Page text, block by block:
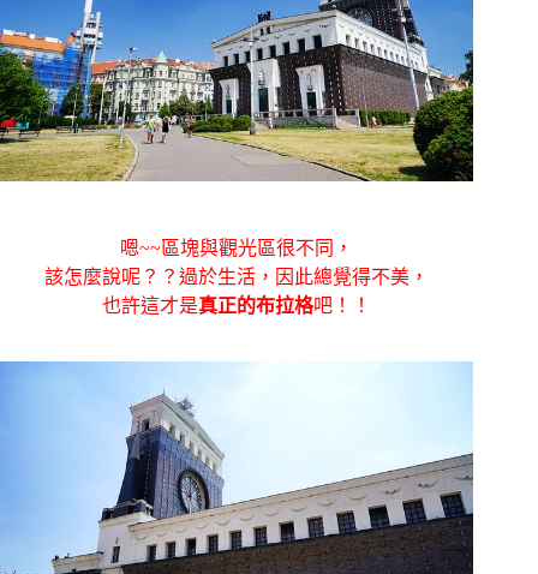
嗯~~區塊與觀光區很不同，
該怎麼說呢？？過於生活，因此總覺得不美，
也許這才是真正的布拉格吧！！